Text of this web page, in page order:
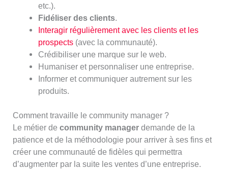
etc.).
Fidéliser des clients.
Interagir régulièrement avec les clients et les
prospects(avec la communauté).
Crédibiliser une marque sur le web.
Humaniser et personnaliser une entreprise.
Informer et communiquer autrement sur les
produits.
Comment travaille le community manager ?
Le métier decommunity manager demande de la
patience et de la méthodologie pour arriver à ses fins et
créer une communauté de fidèles qui permettra
d’augmenter par la suite les ventes d’une entreprise.